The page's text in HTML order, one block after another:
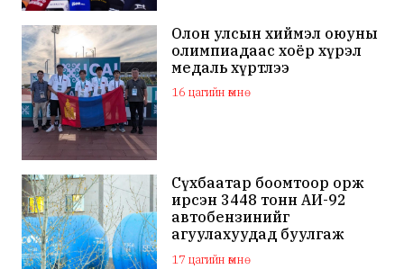
Олон улсын хиймэл оюуны
олимпиадаас хоёр хүрэл
медаль хүртлээ
16 цагийн өмнө
Сүхбаатар боомтоор орж
ирсэн 3448 тонн АИ-92
автобензинийг
агуулахуудад буулгаж
байна
17 цагийн өмнө